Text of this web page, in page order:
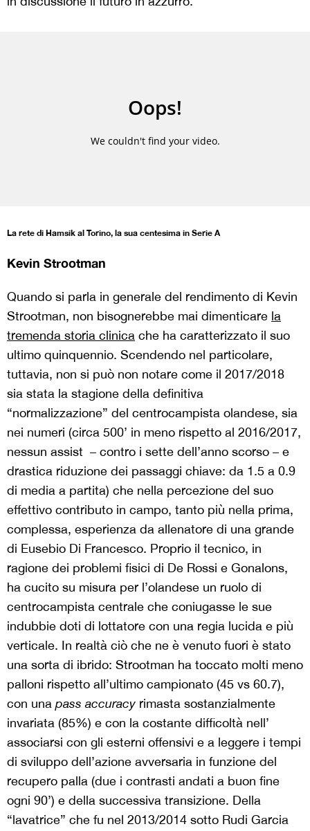
La rete di Hamsik al Torino, la sua centesima in Serie A
Kevin Strootman
Quando si parla in generale del rendimento di Kevin
Strootman, non bisognerebbe mai dimenticare la
tremenda storia clinica che ha caratterizzato il suo
ultimo quinquennio. Scendendo nel particolare,
tuttavia, non si può non notare come il 2017/2018
sia stata la stagione della definitiva
“normalizzazione” del centrocampista olandese, sia
nei numeri (circa 500’ in meno rispetto al 2016/2017,
nessun assist – contro i sette dell’anno scorso – e
drastica riduzione dei passaggi chiave: da 1.5 a 0.9
di media a partita) che nella percezione del suo
effettivo contributo in campo, tanto più nella prima,
complessa, esperienza da allenatore di una grande
di Eusebio Di Francesco. Proprio il tecnico, in
ragione dei problemi fisici di De Rossi e Gonalons,
ha cucito su misura per l’olandese un ruolo di
centrocampista centrale che coniugasse le sue
indubbie doti di lottatore con una regia lucida e più
verticale. In realtà ciò che ne è venuto fuori è stato
una sorta di ibrido: Strootman ha toccato molti meno
palloni rispetto all’ultimo campionato (45 vs 60.7),
con una pass accuracy rimasta sostanzialmente
invariata (85%) e con la costante difficoltà nell’
associarsi con gli esterni offensivi e a leggere i tempi
di sviluppo dell’azione avversaria in funzione del
recupero palla (due i contrasti andati a buon fine
ogni 90’) e della successiva transizione. Della
“lavatrice” che fu nel 2013/2014 sotto Rudi Garcia